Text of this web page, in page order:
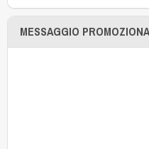
MESSAGGIO